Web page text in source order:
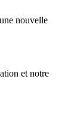
nouvelle
et notre